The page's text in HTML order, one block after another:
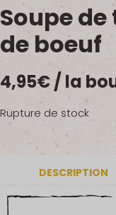
Soupe
de boeuf
4,95€/ la
Rupture de stock
DESCRIPTION